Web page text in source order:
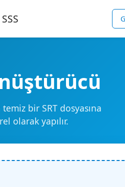
SSS
bir SRT dosyasına
olarak yapılır.